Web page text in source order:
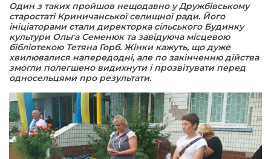
Один з таких пройшов нещодавно у Дружбівському
старостаті Криничанської селищної ради. Його
ініціаторами стали директорка сільського Будинку
культури Ольга Семенюк та завідуюча місцевою
бібліотекою Тетяна Горб. Жінки кажуть, що дуже
хвилювалися напередодні, але по закінченню дійства
змоглиполегшено видихнути і прозвітувати перед
односельцями про результати.